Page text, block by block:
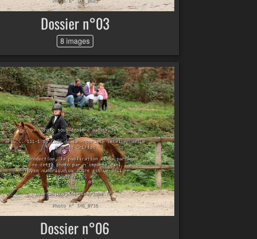
Dossier n°03
8 images
Dossier n°06